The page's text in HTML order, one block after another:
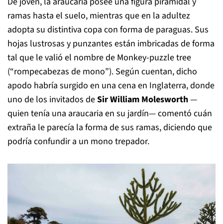
ramas hasta el suelo, mientras que en la adultez
adopta su distintiva copa con forma de paraguas. Sus
hojas lustrosas y punzantes están imbricadas de forma
tal que le valió el nombre de Monkey-puzzle tree
(“rompecabezas de mono”). Según cuentan, dicho
apodo habría surgido en una cena en Inglaterra, donde
uno de los invitados deSir William Molesworth—
quien tenía una araucaria en su jardín— comentó cuán
extraña le parecía la forma de sus ramas, diciendo que
podría confundir a un mono trepador.